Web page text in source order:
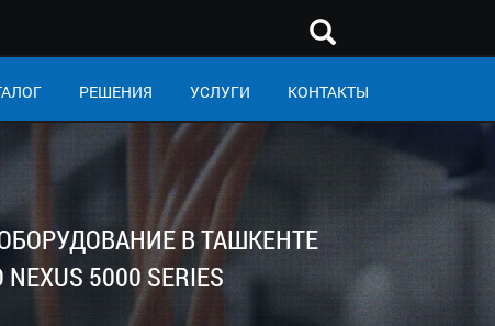
РЕШЕНИЯ УСЛУГИ КОНТАКТЫ
В ТАШКЕНТЕ
5000 SERIES